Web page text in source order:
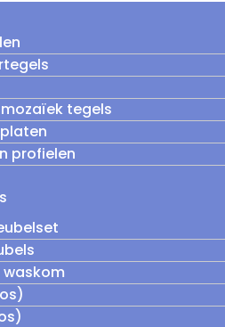
tegels
profielen